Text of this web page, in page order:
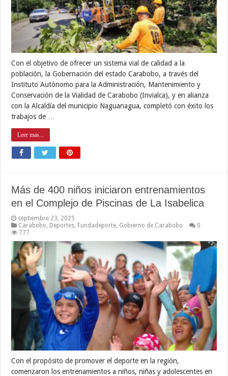
Con el objetivo de ofrecer un sistema vial de calidad a la
población, la Gobernación del estado Carabobo, a través del
Instituto Autónomo para la Administración, Mantenimiento y
Conservación de la Vialidad de Carabobo (Invialca), y en alianza
con la Alcaldía del municipio Naguanagua, completó con éxito los
trabajos de …
Leer mas...
Más de 400 niños iniciaron entrenamientos
en el Complejo de Piscinas de La Isabelica
septiembre 23, 2025
Carabobo, Deportes, Fundadeporte, Gobierno de Carabobo
0
777
Con el propósito de promover el deporte en la región,
comenzaron los entrenamientos a niños, niñas y adolescentes en